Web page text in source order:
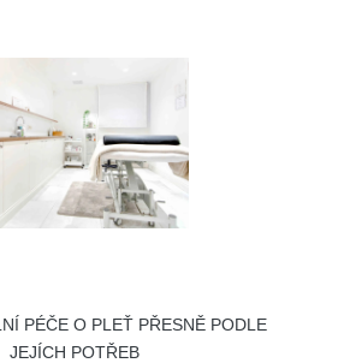
PÉČE O PLEŤ PŘESNĚ PODLE
JEJÍCH POTŘEB